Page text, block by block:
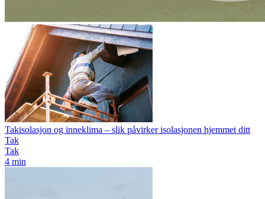
Takisolasjon og inneklima – slik påvirker isolasjonen hjemmet ditt
Tak
Tak
4 min